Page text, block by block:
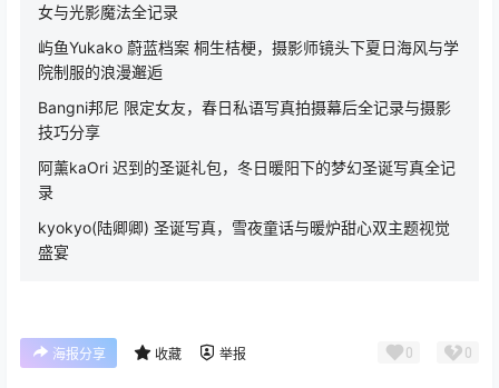
女与光影魔法全记录
屿鱼Yukako 蔚蓝档案 桐生桔梗，摄影师镜头下夏日海风与学
院制服的浪漫邂逅
Bangni邦尼 限定女友，春日私语写真拍摄幕后全记录与摄影
技巧分享
阿薰kaOri 迟到的圣诞礼包，冬日暖阳下的梦幻圣诞写真全记
录
kyokyo(陆卿卿) 圣诞写真，雪夜童话与暖炉甜心双主题视觉
盛宴
海报分享 收藏 举报 0 0